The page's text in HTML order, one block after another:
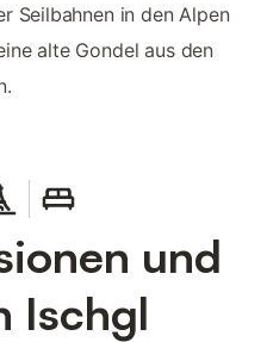
Seilbahnen in den Alpen
alte Gondel aus den
und
Ischgl